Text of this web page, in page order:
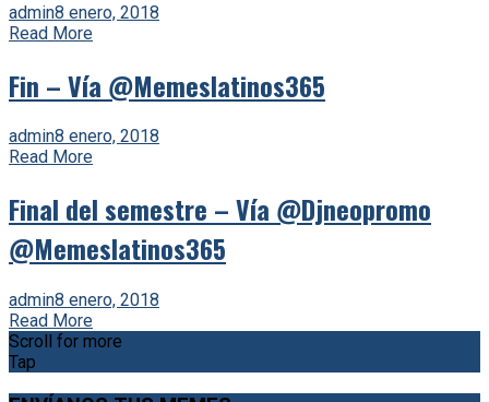
admin8 enero, 2018
Read More
Fin – Vía @Memeslatinos365
admin8 enero, 2018
Read More
Final del semestre – Vía @Djneopromo
@Memeslatinos365
admin8 enero, 2018
Read More
Scroll for more
Tap